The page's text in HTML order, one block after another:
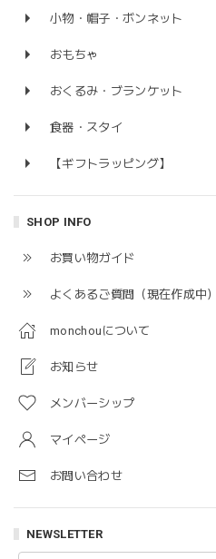
小物・帽子・ボンネット
おもちゃ
おくるみ・ブランケット
食器・スタイ
【ギフトラッピング】
SHOP INFO
お買い物ガイド
よくあるご質問（現在作成中）
monchouについて
お知らせ
メンバーシップ
マイページ
お問い合わせ
NEWSLETTER